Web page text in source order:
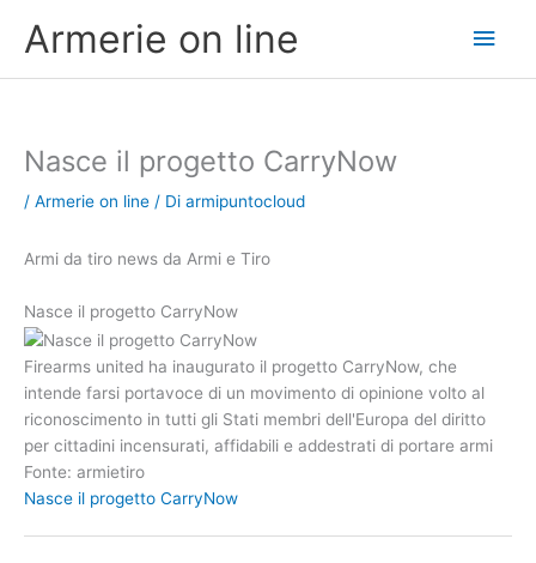
Armerie on line
Nasce il progetto CarryNow
/ Armerie on line / Di armipuntocloud
Armi da tiro news da Armi e Tiro
Nasce il progetto CarryNow
Firearms united ha inaugurato il progetto CarryNow, che
intende farsi portavoce di un movimento di opinione volto al
riconoscimento in tutti gli Stati membri dell'Europa del diritto
per cittadini incensurati, affidabili e addestrati di portare armi
Fonte: armietiro
Nasce il progetto CarryNow